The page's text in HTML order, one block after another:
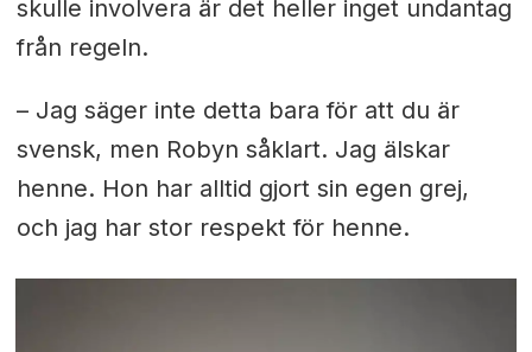
skulle involvera är det heller inget undantag
från regeln.
– Jag säger inte detta bara för att du är
svensk, men Robyn såklart. Jag älskar
henne. Hon har alltid gjort sin egen grej,
och jag har stor respekt för henne.